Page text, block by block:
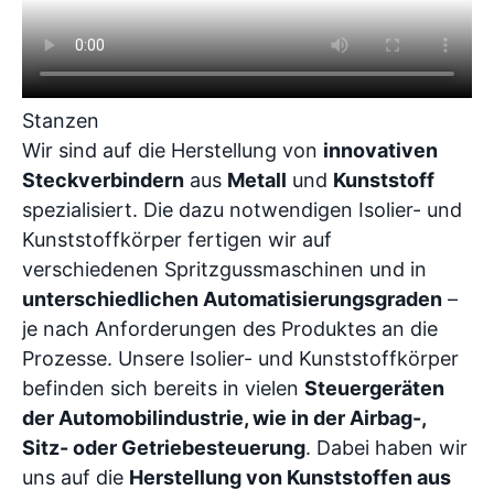
Stanzen
Wir sind auf die Herstellung von innovativen
Steckverbindern aus Metall und Kunststoff
spezialisiert. Die dazu notwendigen Isolier- und
Kunststoffkörper fertigen wir auf
verschiedenen Spritzgussmaschinen und in
unterschiedlichen Automatisierungsgraden –
je nach Anforderungen des Produktes an die
Prozesse. Unsere Isolier- und Kunststoffkörper
befinden sich bereits in vielen Steuergeräten
der Automobilindustrie, wie in der Airbag-,
Sitz- oder Getriebesteuerung. Dabei haben wir
uns auf die Herstellung von Kunststoffen aus